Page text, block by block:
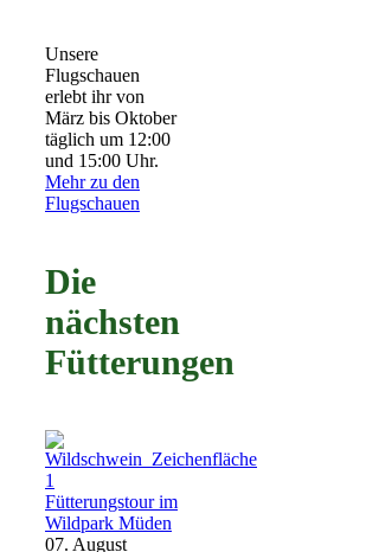
Unsere
Flugschauen
erlebt ihr von
März bis Oktober
täglich um 12:00
und 15:00 Uhr.
Mehr zu den
Flugschauen
Die
nächsten
Fütterungen
Fütterungstour im
Wildpark Müden
07. August